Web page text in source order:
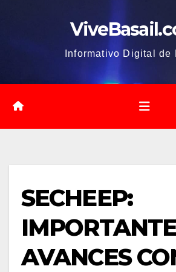
Informativo Digital de
SECHEEP:
AVANCES